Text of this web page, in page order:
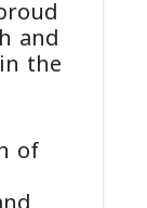
and
the
of